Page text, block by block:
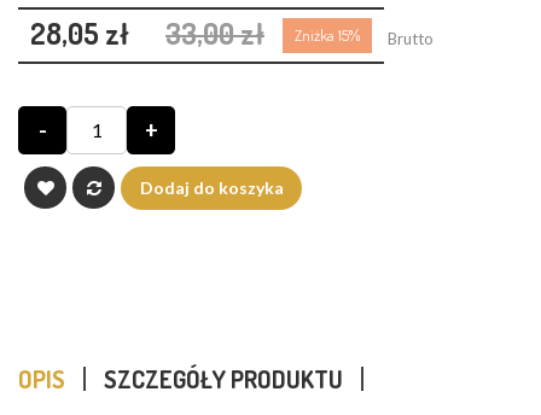
28,05 zł 33,00 zł Zniżka 15% Brutto
- +
Dodaj do koszyka
OPIS
SZCZEGÓŁY PRODUKTU